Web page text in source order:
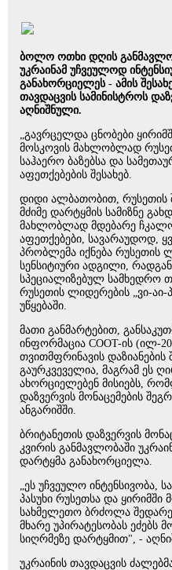
ბოლო ოთხი დღის
უკრაინამ უჩვეულოდ
განახორციელეს - ამის
თავდაცვის სამინისტროს
აღნიშნული.
„გავრცელდა ცნობები
მოსკოვის მახლობლად
საჰაერო ბაზებსა და
აფეთქებების შესახებ.
დიდი ალბათობით, რუსეთის
მძიმე დარტყმის სამიზნე
მახლობლად მდებარე
აფეთქებები, სავარაუდოდ,
პრობლემა იქნება რუსეთის
სენსიტიური ადგილი,
სპეციალიზებულ სამხედრო
რუსეთის ლიდერების „ვი-
უწყებაში.
მათი განმარტებით,
ინფორმაცია COOT-ის (ილ-
თვითმფრინავის დაზიანების
გაურკვეველია, მაგრამ ეს
ახორციელებენ მისიებს,
დაზვერვის მონაცემების
ანგარიშში.
ბრიტანეთის დაზვერვის
კვირის განმავლობაში
დარტყმა განახორციელა.
„ეს უჩვეულო ინტენსივობა,
პასუხი რუსეთსა და ყირიმში
სახმელეთო ბრძოლა
მხარე უპირატესობას ეძებს
სიღრმეზე დარტყმით", -
უკრაინის თავდაცვის